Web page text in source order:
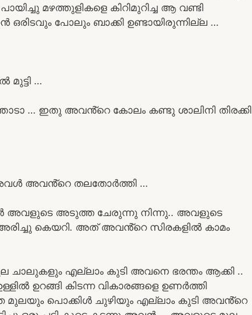
മഴത്തുളികളെ കിറിമുറിച്ച ആ വണ്ടി
പോലും ബാക്കി ഉണ്ടായിരുന്നില്ല …
മുട്ടി …
… ഇതു അവൻ്റെ കോലം കണ്ടു ശാലിനി തിരക്കി
അവൻ്റെ തലതോർത്തി …
അവളുടെ അടുത്ത ചേരുന്നു നിന്നു.. അവളുടെ
കെയറി. അത് അവൻ്റെ സിരകളിൽ കാമം
ചാലുകളും എല്ലാം കുടി അവനെ ഭരന്തം ആക്കി ..
ഉറങ്ങി കിടന്ന വികാരങ്ങളെ ഉണർത്തി
മുലയും പൊക്കിൾ ചുഴിയും എല്ലാം കുടി അവൻ്റെ